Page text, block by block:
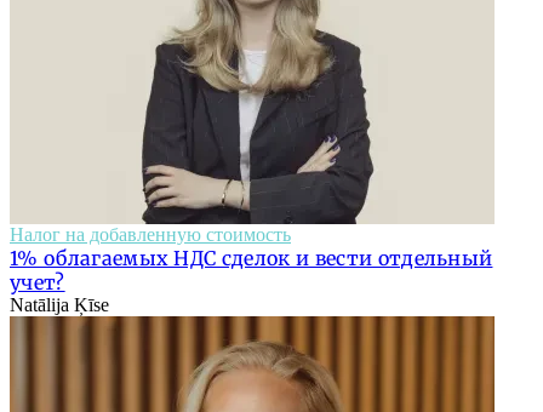
Налог на добавленную стоимость
1% облагаемых НДС сделок и вести отдельный
учет?
Natālija Ķīse